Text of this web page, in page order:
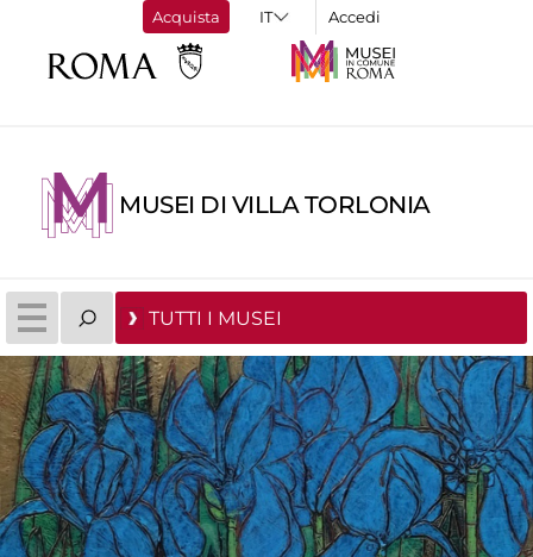
Acquista Accedi
MUSEI DI VILLA TORLONIA
TUTTI I MUSEI